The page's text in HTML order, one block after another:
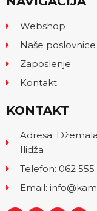
Webshop
Naše poslovnice
Zaposlenje
Kontakt
KONTAKT
Adresa:
Ilidža
Telefon: 062 555
Email: